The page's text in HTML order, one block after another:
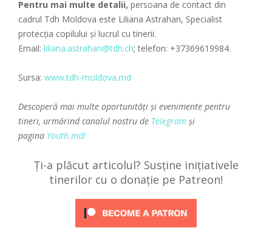
Pentru mai multe detalii, persoana de contact din
cadrul Tdh Moldova este Liliana Astrahan, Specialist
protecția copilului și lucrul cu tinerii.
Email: liliana.astrahan@tdh.ch; telefon: +37369619984.
Sursa: www.tdh-moldova.md
Descoperă mai multe oportunități și evenimente pentru
tineri, urmărind canalul nostru de Telegram și
pagina Youth.md!
Ți-a plăcut articolul? Susține inițiativele
tinerilor cu o donație pe Patreon!